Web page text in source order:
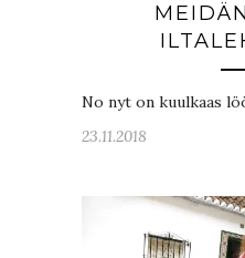
No nyt on kuulkaas
23.11.2018